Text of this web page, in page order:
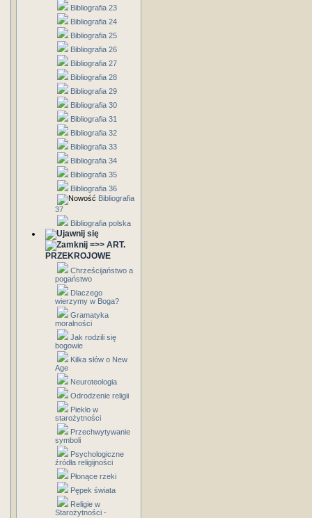
Bibliografia 23
Bibliografia 24
Bibliografia 25
Bibliografia 26
Bibliografia 27
Bibliografia 28
Bibliografia 29
Bibliografia 30
Bibliografia 31
Bibliografia 32
Bibliografia 33
Bibliografia 34
Bibliografia 35
Bibliografia 36
Bibliografia
37
Bibliografia polska
=>> ART.
PRZEKROJOWE
Chrześcijaństwo a
pogaństwo
Dlaczego
wierzymy w Boga?
Gramatyka
moralności
Jak rodzili się
bogowie
Kilka słów o New
Age
Neuroteologia
Odrodzenie religii
Piekło w
starożytności
Przechwytywanie
symboli
Psychologiczne
źródła religijności
Płonące rzeki
Pępek świata
Religie w
Starożytności -